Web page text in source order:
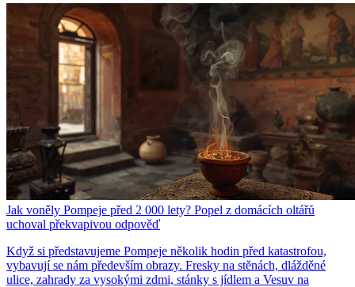
Jak voněly Pompeje před 2 000 lety? Popel z domácích oltářů
uchoval překvapivou odpověď
Když si představujeme Pompeje několik hodin před katastrofou,
vybavují se nám především obrazy. Fresky na stěnách, dlážděné
ulice, zahrady za vysokými zdmi, stánky s jídlem a Vesuv na